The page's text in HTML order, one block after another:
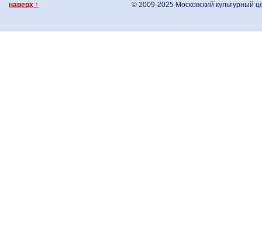
наверх ↑ © 2009-2025 Московский культурный